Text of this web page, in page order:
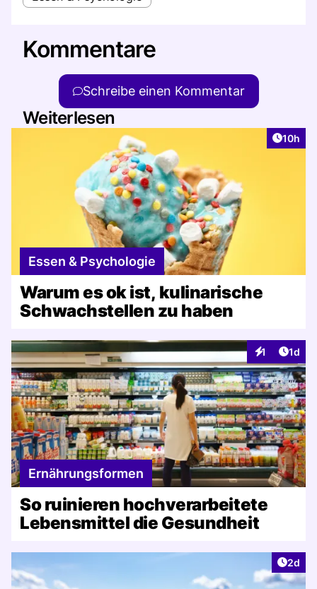
Kommentare
Schreibe einen Kommentar
Weiterlesen
Artikel
10h
Essen & Psychologie
Warum es ok ist, kulinarische
Schwachstellen zu haben
1
Interaktionen
1d
Ernährungsformen
So ruinieren hochverarbeitete
Lebensmittel die Gesundheit
2d